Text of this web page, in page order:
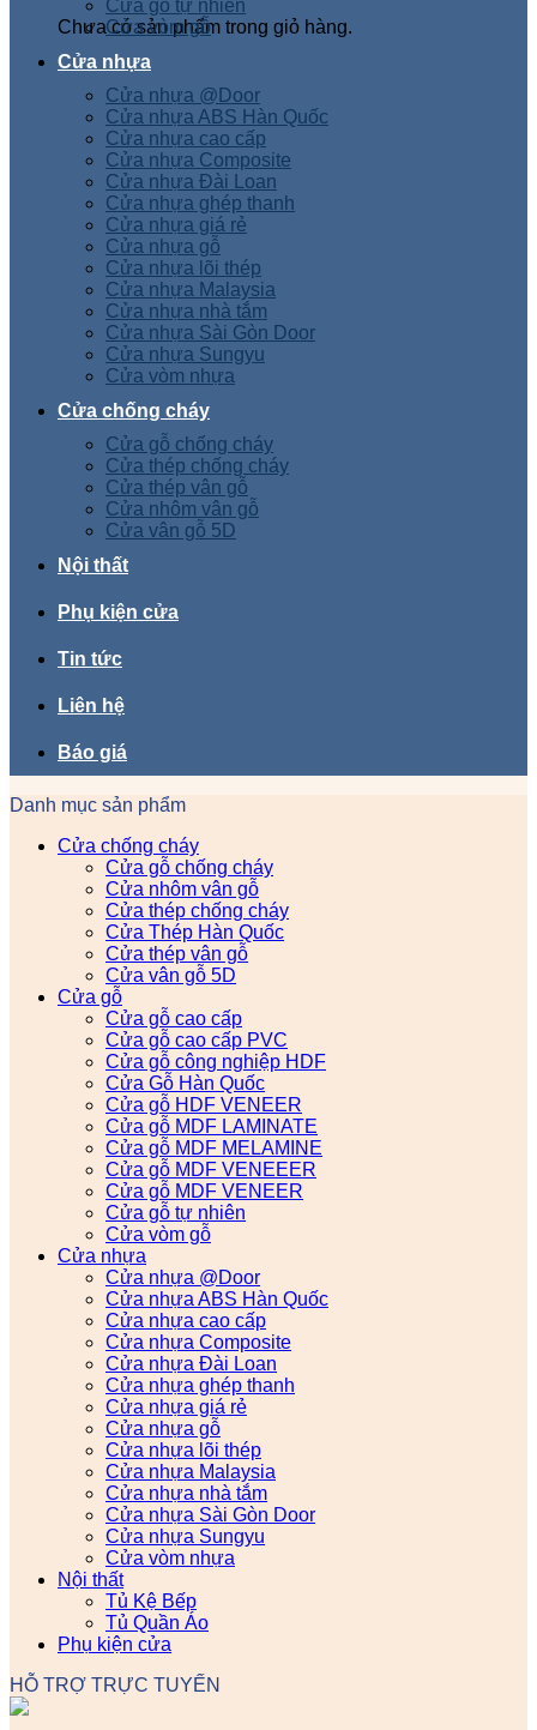
Chưa có sản phẩm trong giỏ hàng.
Cửa gỗ tự nhiên
Cửa vòm gỗ
Cửa nhựa
Cửa nhựa @Door
Cửa nhựa ABS Hàn Quốc
Cửa nhựa cao cấp
Cửa nhựa Composite
Cửa nhựa Đài Loan
Cửa nhựa ghép thanh
Cửa nhựa giá rẻ
Cửa nhựa gỗ
Cửa nhựa lõi thép
Cửa nhựa Malaysia
Cửa nhựa nhà tắm
Cửa nhựa Sài Gòn Door
Cửa nhựa Sungyu
Cửa vòm nhựa
Cửa chống cháy
Cửa gỗ chống cháy
Cửa thép chống cháy
Cửa thép vân gỗ
Cửa nhôm vân gỗ
Cửa vân gỗ 5D
Nội thất
Phụ kiện cửa
Tin tức
Liên hệ
Báo giá
Danh mục sản phẩm
Cửa chống cháy
Cửa gỗ chống cháy
Cửa nhôm vân gỗ
Cửa thép chống cháy
Cửa Thép Hàn Quốc
Cửa thép vân gỗ
Cửa vân gỗ 5D
Cửa gỗ
Cửa gỗ cao cấp
Cửa gỗ cao cấp PVC
Cửa gỗ công nghiệp HDF
Cửa Gỗ Hàn Quốc
Cửa gỗ HDF VENEER
Cửa gỗ MDF LAMINATE
Cửa gỗ MDF MELAMINE
Cửa gỗ MDF VENEEER
Cửa gỗ MDF VENEER
Cửa gỗ tự nhiên
Cửa vòm gỗ
Cửa nhựa
Cửa nhựa @Door
Cửa nhựa ABS Hàn Quốc
Cửa nhựa cao cấp
Cửa nhựa Composite
Cửa nhựa Đài Loan
Cửa nhựa ghép thanh
Cửa nhựa giá rẻ
Cửa nhựa gỗ
Cửa nhựa lõi thép
Cửa nhựa Malaysia
Cửa nhựa nhà tắm
Cửa nhựa Sài Gòn Door
Cửa nhựa Sungyu
Cửa vòm nhựa
Nội thất
Tủ Kệ Bếp
Tủ Quần Áo
Phụ kiện cửa
HỖ TRỢ TRỰC TUYẾN